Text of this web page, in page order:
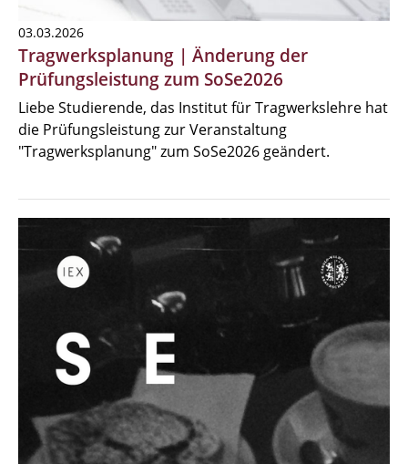
03.03.2026
Tragwerksplanung | Änderung der
Prüfungsleistung zum SoSe2026
Liebe Studierende, das Institut für Tragwerkslehre hat
die Prüfungsleistung zur Veranstaltung
"Tragwerksplanung" zum SoSe2026 geändert.